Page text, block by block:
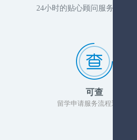
24小时的贴心顾问服务，推
可查
留学申请服务流程透明化